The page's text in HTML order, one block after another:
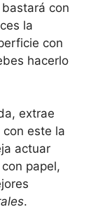
con
la
con
hacerlo
extrae
este la
actuar
papel,
.